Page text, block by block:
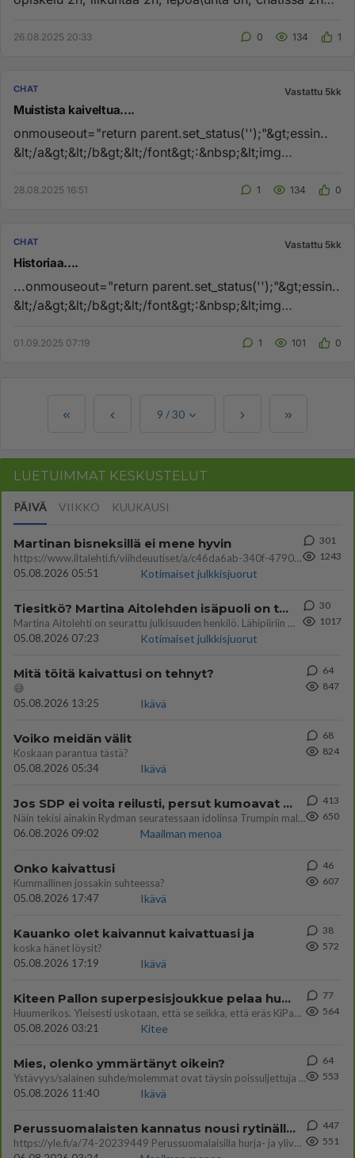
26.08.2025 20:33 0 134 1
CHAT Vastattu 5kk
Muistista kaiveltua....
onmouseout="return parent.set_status('');"&gt;essin..
&lt;/a&gt;&lt;/b&gt;&lt;/font&gt;:&nbsp;&lt;img
28.08.2025 16:51 1 134 0
CHAT Vastattu 5kk
Historiaa....
...onmouseout="return parent.set_status('');"&gt;essin..
&lt;/a&gt;&lt;/b&gt;&lt;/font&gt;:&nbsp;&lt;img
01.09.2025 07:19 1 101 0
9 /30
LUETUIMMAT KESKUSTELUT
PÄIVÄ VIIKKO KUUKAUSI
Martinan bisneksillä ei mene hyvin
https://www.iltalehti.fi/viihdeuutiset/a/c46da6ab-340f-4790-aaa7-0865eed2336 Yrityksen konkurssihakemus on tullut kärä
05.08.2026 05:51
Kotimaiset julkkisjuorut
301
1243
Tiesitkö? Martina Aitolehden isäpuoli on tämä suosittu laulaja
Martina Aitolehti on seurattu julkisuuden henkilö. Lähipiiriin mahtuu muitakin tunnettuja henkilöitä. Tiesitkö, että Ma
05.08.2026 07:23
Kotimaiset julkkisjuorut
30
1017
Mitä töitä kaivattusi on tehnyt?
😅
05.08.2026 13:25
Ikävä
64
847
Voiko meidän välit
Koskaan parantua tästä?
05.08.2026 05:34
Ikävä
68
824
Jos SDP ei voita reilusti, persut kumoavat demokratian Suomesta
Näin tekisi ainakin Rydman seuratessaan idolinsa Trumpin mallia https://www.is.fi/politiikka/art-2000012187244.html
06.08.2026 09:02
Maailman menoa
413
650
Onko kaivattusi
Kummallinen jossakin suhteessa?
05.08.2026 17:47
Ikävä
46
607
Kauanko olet kaivannut kaivattuasi ja
koska hänet löysit?
05.08.2026 17:19
Ikävä
38
572
Kiteen Pallon superpesisjoukkue pelaa huumeiden vaikutuksen alaisena
Huumerikos. Yleisesti uskotaan, että se seikka, että eräs KiPan pelaaja kärähtää huumeista, on vain jäävuoren huippu. M
05.08.2026 03:21
Kitee
77
564
Mies, olenko ymmärtänyt oikein?
Ystävyys/salainen suhde/molemmat ovat täysin poissuljettuja asioita? Nainen
05.08.2026 11:40
Ikävä
64
553
Perussuomalaisten kannatus nousi rytinällä Ylen tänään julkaisemassa tuoreimmassa gallup-kyselyssä.
https://yle.fi/a/74-20239449 Perussuomalaisilla hurja- ja ylivoimaisesti suurin nousu tässä uudessa Ylen gallupissa. Kyl
447
551